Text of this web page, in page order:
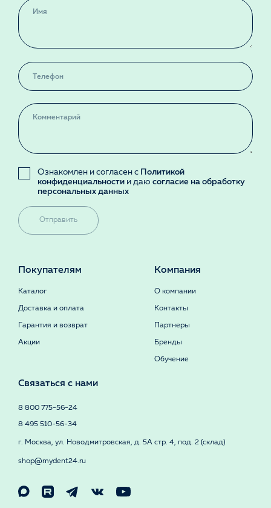
Ознакомлен и согласен с Политикой
конфиденциальности и даю согласие на обработку
персональных данных
Отправить
Покупателям
Каталог
Доставка и оплата
Гарантия и возврат
Акции
Компания
О компании
Контакты
Партнеры
Бренды
Обучение
Связаться с нами
8 800 775-56-24
8 495 510-56-34
г. Москва, ул. Новодмитровская, д. 5А стр. 4, под. 2 (склад)
shop@mydent24.ru